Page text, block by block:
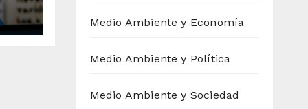
Medio Ambiente y Economía
Medio Ambiente y Política
Medio Ambiente y Sociedad